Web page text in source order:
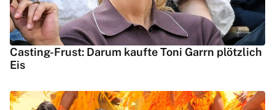
Casting-Frust: Darum kaufte Toni Garrn plötzlich
Eis